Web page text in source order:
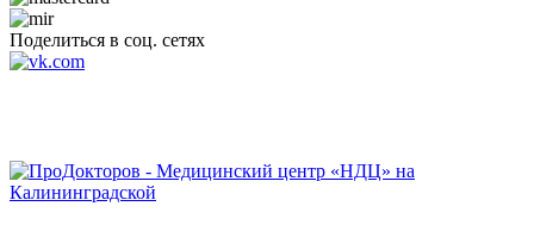
Поделиться в соц. сетях